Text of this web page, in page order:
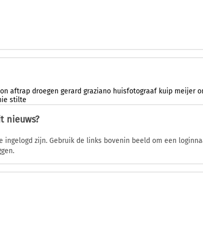
aftrap droegen gerard graziano huisfotograaf kuip meijer
stilte
nieuws?
ingelogd zijn. Gebruik de links bovenin beeld om een